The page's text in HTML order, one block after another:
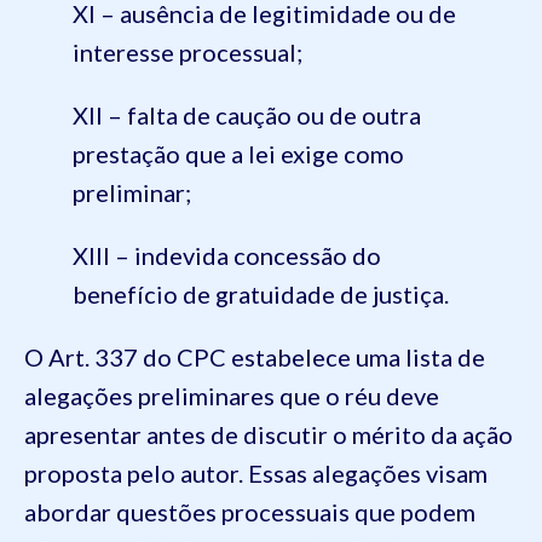
XI – ausência de legitimidade ou de
interesse processual;
XII – falta de caução ou de outra
prestação que a lei exige como
preliminar;
XIII – indevida concessão do
benefício de gratuidade de justiça.
O Art. 337 do CPC estabelece uma lista de
alegações preliminares que o réu deve
apresentar antes de discutir o mérito da ação
proposta pelo autor. Essas alegações visam
abordar questões processuais que podem